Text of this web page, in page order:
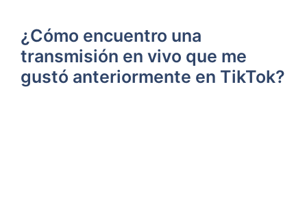
¿Cómo encuentro una
transmisión en vivo que me
gustó anteriormente en TikTok?